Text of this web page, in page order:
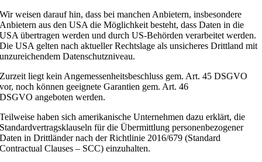
Wir weisen darauf hin, dass bei manchen Anbietern, insbesondere
Anbietern aus den USA die Möglichkeit besteht, dass Daten in die
USA übertragen werden und durch US-Behörden verarbeitet werden.
Die USA gelten nach aktueller Rechtslage als unsicheres Drittland mit
unzureichendem Datenschutzniveau.
Zurzeit liegt kein Angemessenheitsbeschluss gem. Art. 45 DSGVO
vor, noch können geeignete Garantien gem. Art. 46
DSGVO angeboten werden.
Teilweise haben sich amerikanische Unternehmen dazu erklärt, die
Standardvertragsklauseln für die Übermittlung personenbezogener
Daten in Drittländer nach der Richtlinie 2016/679 (Standard
Contractual Clauses – SCC) einzuhalten.